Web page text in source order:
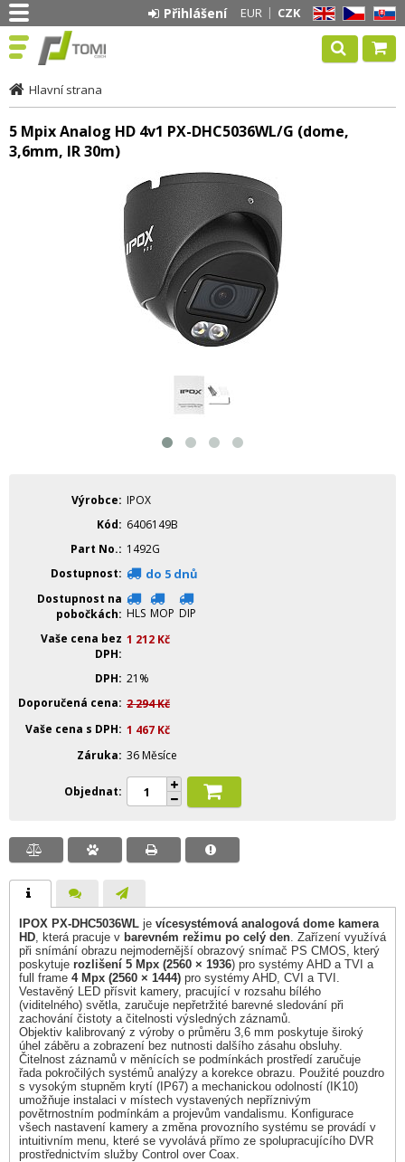
EN CZ SK
EUR CZK
Přihlášení
Hlavní strana
5 Mpix Analog HD 4v1 PX-DHC5036WL/G (dome,
3,6mm, IR 30m)
Výrobce
IPOX
Kód
6406149B
Part No.
1492G
Dostupnost
do 5 dnů
Dostupnost na
pobočkách
HLS MOP DIP
Vaše cena bez
DPH
1 212 Kč
DPH 21%
Doporučená cena 2 294Kč
Vaše cena s DPH 1 467 Kč
Záruka 36 Měsíce
Objednat
IPOX PX-DHC5036WL je vícesystémová analogová dome kamera
HD, která pracuje v barevném režimu po celý den. Zařízení využívá
při snímání obrazu nejmodernější obrazový snímač PS CMOS, který
poskytuje rozlišení 5 Mpx (2560 × 1936) pro systémy AHD a TVI a
full frame 4 Mpx (2560 × 1444) pro systémy AHD, CVI a TVI.
Vestavěný LED přísvit kamery, pracující v rozsahu bílého
(viditelného) světla, zaručuje nepřetržité barevné sledování při
zachování čistoty a čitelnosti výsledných záznamů.
Objektiv kalibrovaný z výroby o průměru 3,6 mm poskytuje široký
úhel záběru a zobrazení bez nutnosti dalšího zásahu obsluhy.
Čitelnost záznamů v měnících se podmínkách prostředí zaručuje
řada pokročilých systémů analýzy a korekce obrazu. Použité pouzdro
s vysokým stupněm krytí (IP67) a mechanickou odolností (IK10)
umožňuje instalaci v místech vystavených nepříznivým
povětrnostním podmínkám a projevům vandalismu. Konfigurace
všech nastavení kamery a změna provozního systému se provádí v
intuitivním menu, které se vyvolává přímo ze spolupracujícího DVR
prostřednictvím služby Control over Coax.